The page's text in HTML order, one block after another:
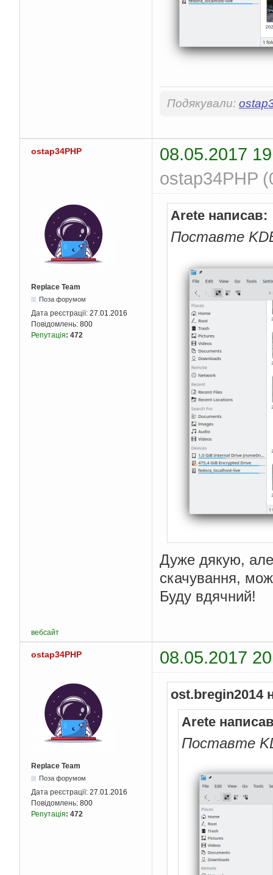
Подякували:
ostap34PHP
08.05.2017
ostap34PHP
Replace Team
Поза форумом
Дата реєстрації: 27.01.2016
Повідомлень: 800
Репутація: 472
Arete написав:
Поставте
Дуже дякую,
скачування,
Буду вдячний!
вебсайт
ostap34PHP 08.05.2017
Replace Team
Поза форумом
Дата реєстрації: 27.01.2016
Повідомлень: 800
Репутація: 472
ost.bregin2014
Arete
Поставте